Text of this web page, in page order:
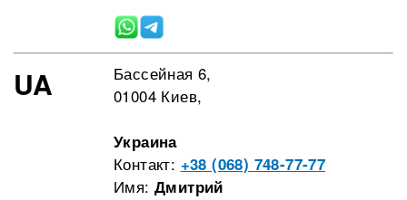
UA
Бассейная 6,
01004 Киев,
Украина
Контакт: +38 (068) 748-77-77
Имя: Дмитрий